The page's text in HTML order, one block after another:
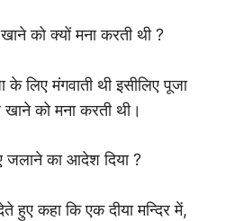
को क्यों मना करती थी ?
के लिए मंगवाती थी इसीलिए पूजा
को मना करती थी।
जलाने का आदेश दिया ?
हुए कहा कि एक दीया मन्दिर में,